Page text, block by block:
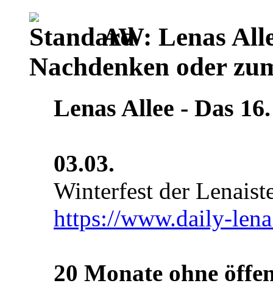
AW: Lenas
Nachdenken oder
Lenas Allee ‐ Das
03.03.
Winterfest der
https://www.daily-
20 Monate ohne